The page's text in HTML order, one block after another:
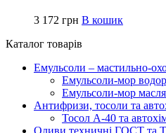
3 172 грн В кошик
Каталог товарів
Емульсоли – мастильно-
Емульсоли-мор
Емульсоли-мор
Антифризи, тосоли та
Тосол А-40 та
Оливи техничні ГОСТ та